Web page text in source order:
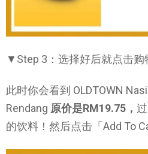
▼Step 3：选择好后就点击购
此时你会看到 OLDTOWN
Rendang 原价是RM19.75，
的饮料！然后点击「Add To